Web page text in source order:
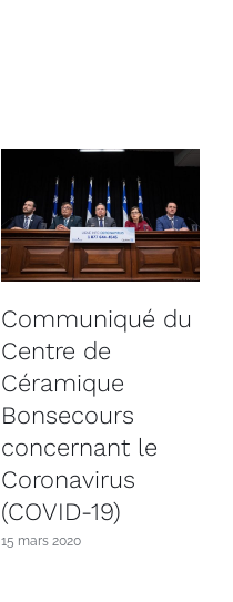
Communiqué du
Centre de
Céramique
Bonsecours
concernant le
Coronavirus
(COVID-19)
15 mars 2020